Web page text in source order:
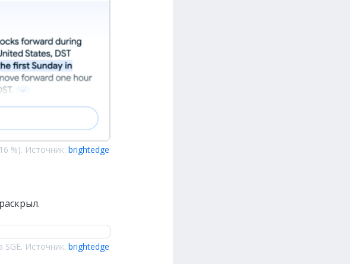
%). Источник: brightedge
SGE. Источник: brightedge